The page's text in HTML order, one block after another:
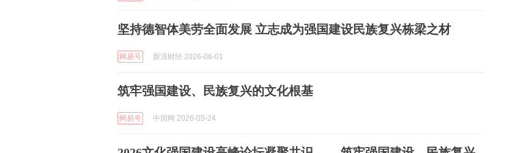
坚持德智体美劳全面发展 立志成为强国建设民族复兴栋梁之材
网易号 新浪财经 2026-06-01
筑牢强国建设、民族复兴的文化根基
网易号 中国网 2026-05-24